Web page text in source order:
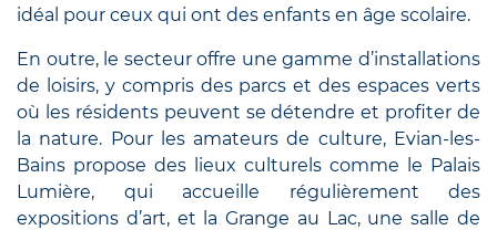
idéal pour ceux qui ont des enfants en âge scolaire.
En outre, le secteur offre une gamme d’installations
de loisirs, y compris des parcs et des espaces verts
où les résidents peuvent se détendre et profiter de
la nature. Pour les amateurs de culture, Evian-les-
Bains propose des lieux culturels comme le Palais
Lumière, qui accueille régulièrement des
expositions d’art, et la Grange au Lac, une salle de